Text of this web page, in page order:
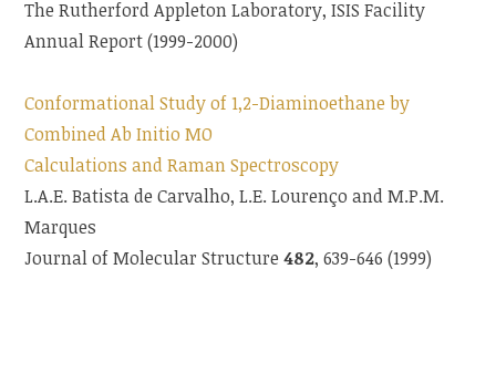
The Rutherford Appleton Laboratory, ISIS Facility
Annual Report (1999-2000)
Conformational Study of 1,2-Diaminoethane by
Combined Ab Initio MO
Calculations and Raman Spectroscopy
L.A.E. Batista de Carvalho, L.E. Lourenço and M.P.M.
Marques
Journal of Molecular Structure482, 639-646 (1999)